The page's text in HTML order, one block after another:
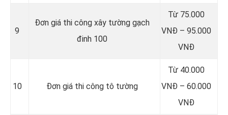
9
Đơn giá thi công xây tường gạch
đinh 100
Từ 75.000
VNĐ – 95.000
VNĐ
10 Đơn giá thi công tô tường
Từ 40.000
VNĐ – 60.000
VNĐ